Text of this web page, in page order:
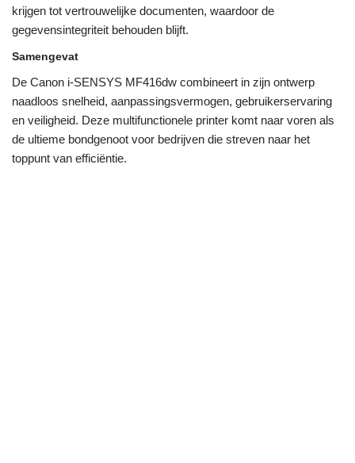
krijgen tot vertrouwelijke documenten, waardoor de
gegevensintegriteit behouden blijft.
Samengevat
De Canon i-SENSYS MF416dw combineert in zijn ontwerp
naadloos snelheid, aanpassingsvermogen, gebruikerservaring
en veiligheid. Deze multifunctionele printer komt naar voren als
de ultieme bondgenoot voor bedrijven die streven naar het
toppunt van efficiëntie.